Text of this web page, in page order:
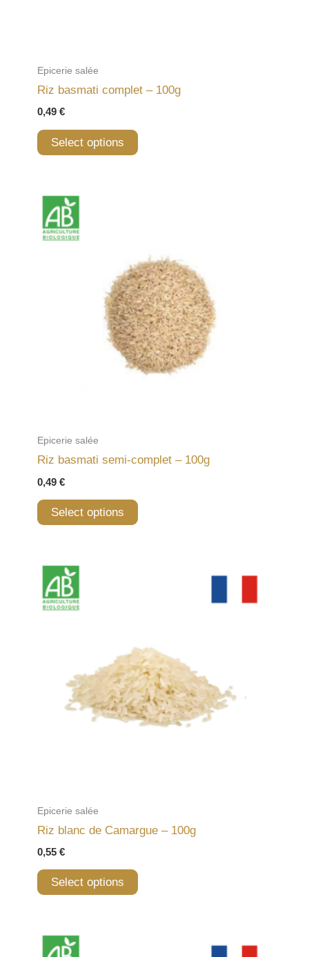
Epicerie salée
Riz basmati complet – 100g
0,49 €
Select options
Epicerie salée
Riz basmati semi-complet – 100g
0,49 €
Select options
Epicerie salée
Riz blanc de Camargue – 100g
0,55 €
Select options